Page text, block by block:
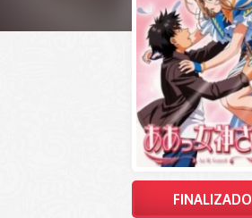
FINALIZADO